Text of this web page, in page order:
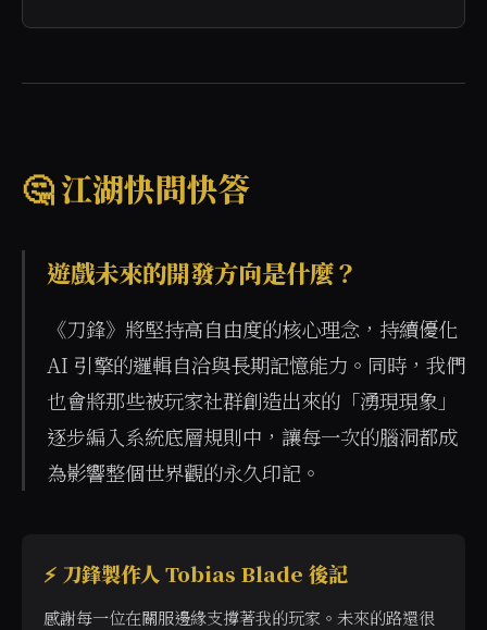
🤔 江湖快問快答
遊戲未來的開發方向是什麼？
《刀鋒》將堅持高自由度的核心理念，持續優化
AI 引擎的邏輯自洽與長期記憶能力。同時，我們
也會將那些被玩家社群創造出來的「湧現現象」
逐步編入系統底層規則中，讓每一次的腦洞都成
為影響整個世界觀的永久印記。
⚡ 刀鋒製作人 Tobias Blade 後記
感謝每一位在關服邊緣支撐著我的玩家。未來的路還很